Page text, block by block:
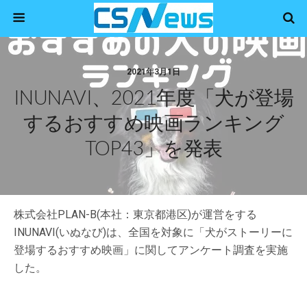
2021年3月1日
INUNAVI、2021年度「犬が登場
するおすすめ映画ランキング
TOP43」を発表
株式会社PLAN-B(本社：東京都港区)が運営をする
INUNAVI(いぬなび)は、全国を対象に「犬がストーリーに
登場するおすすめ映画」に関してアンケート調査を実施
した。